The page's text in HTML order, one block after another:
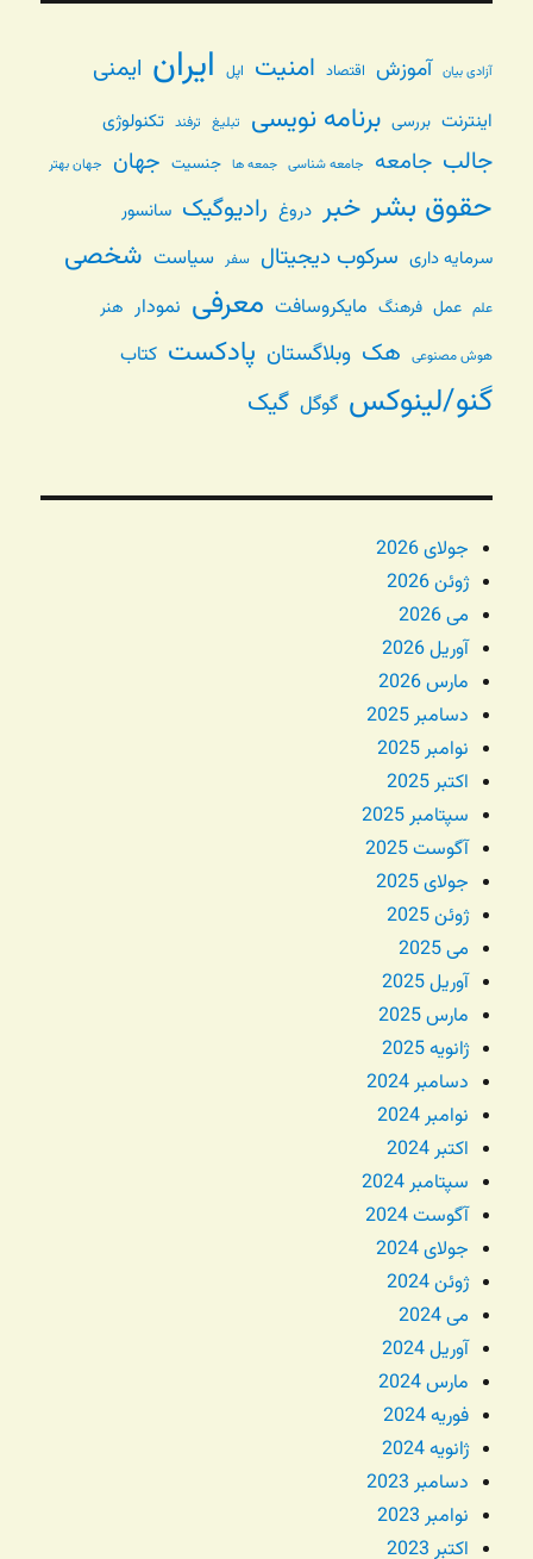
آزادی بیان آموزش اقتصاد امنیت اپل ایران ایمنی
اینترنت بررسی برنامه نویسی تبلیغ ترفند تکنولوژی
جالب جامعه جامعه شناسی جمعه ها جنسیت جهان جهان بهتر
حقوق بشر خبر دروغ رادیوگیک سانسور
سرمایه داری سرکوب دیجیتال سفر سیاست شخصی
علم عمل فرهنگ مایکروسافت معرفی نمودار هنر
هوش مصنوعی هک وبلاگستان پادکست کتاب
گنو/لینوکس گوگل گیک
جولای 2026
ژوئن 2026
می 2026
آوریل 2026
مارس 2026
دسامبر 2025
نوامبر 2025
اکتبر 2025
سپتامبر 2025
آگوست 2025
جولای 2025
ژوئن 2025
می 2025
آوریل 2025
مارس 2025
ژانویه 2025
دسامبر 2024
نوامبر 2024
اکتبر 2024
سپتامبر 2024
آگوست 2024
جولای 2024
ژوئن 2024
می 2024
آوریل 2024
مارس 2024
فوریه 2024
ژانویه 2024
دسامبر 2023
نوامبر 2023
اکتبر 2023